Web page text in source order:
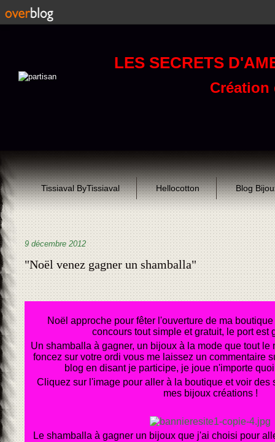
LES SECRETS
Création
Tissiaval ByTissiaval Hellocotton Blog
9 décembre 2012
"Noël venez gagner un shamballa"
Noël approche pour fêter l'ouverture de ma
concours tout simple et gratuit, le port est
Un shamballa à gagner, un bijoux à la mode que tout le
foncez sur votre ordi vous me laissez un commentaire
blog en disant je participe, je joue n'importe
Cliquez sur l'image pour aller à la boutique et voir des
mes bijoux créations !
Le shamballa à gagner un bijoux que j'ai choisi pour